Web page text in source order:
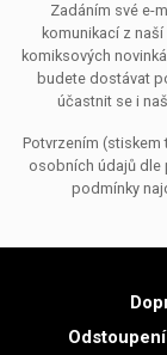
Zadáním své e-
komunikací z
komiksových
budete dostávat
účastnit se i
Potvrzením
osobních údajů dle
podmínky